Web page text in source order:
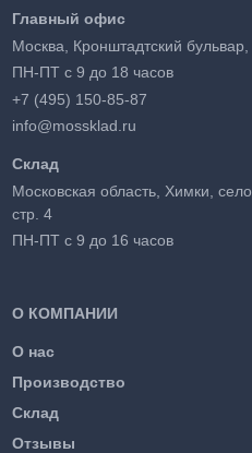
О КОМПАНИИ
О нас
Производство
Склад
Отзывы
Главный офис
Москва, Кронштадтский
ПН-ПТ с 9 до 18 часов
+7 (495) 150-85-87
info@mossklad.ru
Склад
Московская область, Химки,
стр. 4
ПН-ПТ с 9 до 16 часов